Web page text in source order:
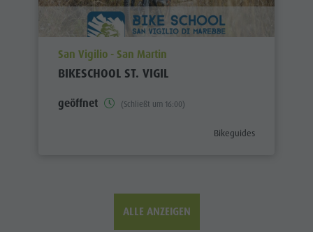
aria.poi_location_prefix
San Vigilio - San Martin
BIKESCHOOL ST. VIGIL
geöffnet (Schließt um 16:00)
aria.poi_category_prefix
Bikeguides
ALLE ANZEIGEN